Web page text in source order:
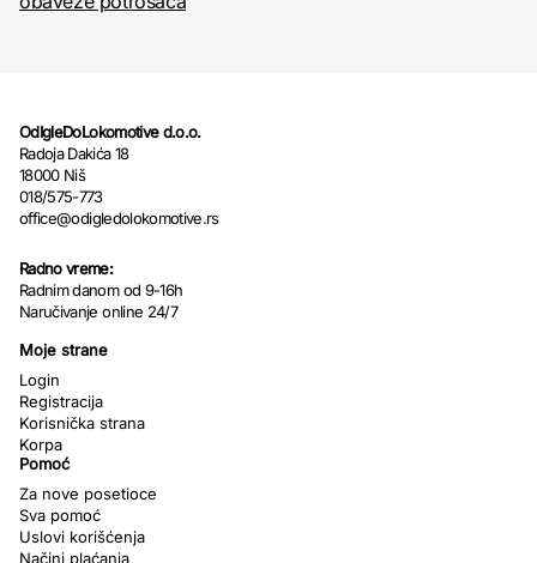
OdIgleDoLokomotive d.o.o.
Radoja Dakića 18
18000 Niš
018/575-773
office@odigledolokomotive.rs
Radno vreme:
Radnim danom od 9-16h
Naručivanje online 24/7
Moje strane
Login
Registracija
Korisnička strana
Korpa
Pomoć
Za nove posetioce
Sva pomoć
Uslovi korišćenja
Načini plaćanja